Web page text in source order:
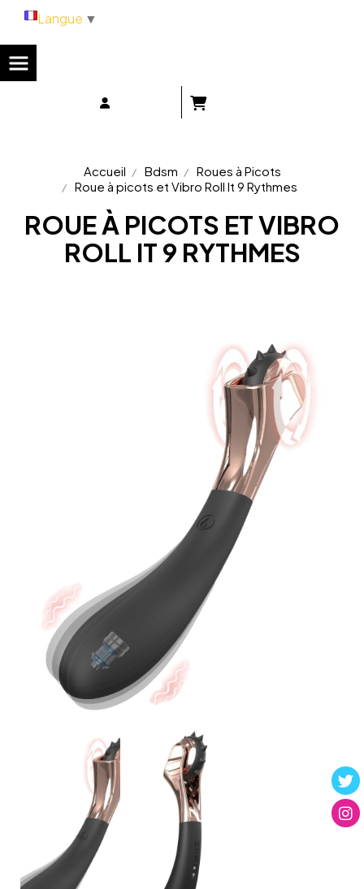
Accueil Bdsm
Roues à Picots
Roue à picots et Vibro Roll It 9 Rythmes
ROUE À PICOTS ET VIBRO
ROLL IT 9 RYTHMES
Langue ▼